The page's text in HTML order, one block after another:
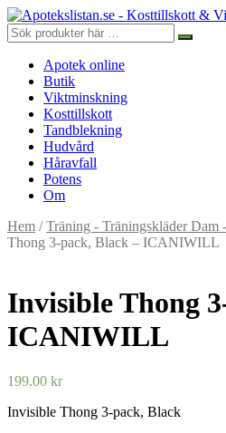
Apotek online
Butik
Viktminskning
Kosttillskott
Tandblekning
Hudvård
Håravfall
Potens
Om
Hem /Träning - Träningskläder Dam
Thong 3-pack, Black – ICANIWILL
Invisible Thong
ICANIWILL
199.00 kr
Invisible Thong 3-pack, Black